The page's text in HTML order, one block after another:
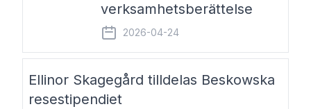
verksamhetsberättelse
2026-04-24
Ellinor Skagegård tilldelas Beskowska
resestipendiet